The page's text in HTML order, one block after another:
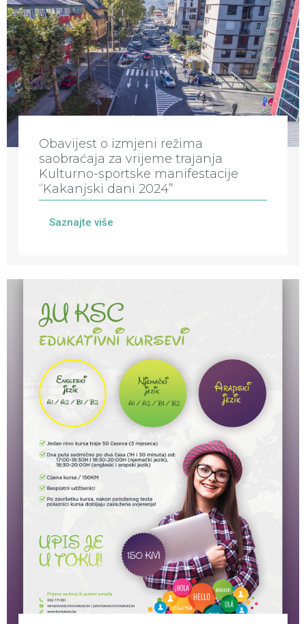
Obavijest o izmjeni režima
saobraćaja za vrijeme trajanja
Kulturno-sportske manifestacije
“Kakanjski dani 2024”
Saznajte više